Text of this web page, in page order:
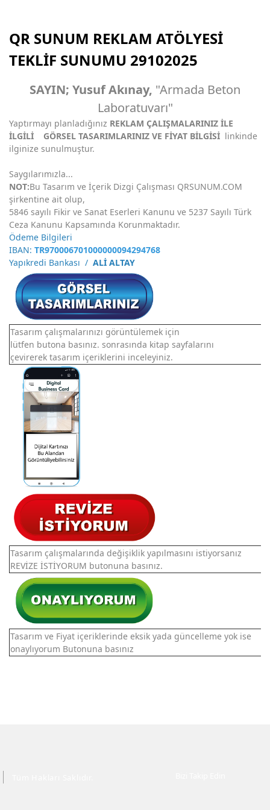
QR SUNUM REKLAM ATÖLYESİ
TEKLİF SUNUMU 29102025
SAYIN; Yusuf Akınay, "Armada Beton
Laboratuvarı"
Yaptırmayı planladığınız REKLAM ÇALIŞMALARINIZ İLE
İLGİLİ
GÖRSEL TASARIMLARINIZ VE FİYAT BİLGİSİ linkinde
ilginize sunulmuştur.
Saygılarımızla...
NOT:Bu Tasarım ve İçerik Dizgi Çalışması QRSUNUM.COM
şirkentine ait olup,
5846 sayılı Fikir ve Sanat Eserleri Kanunu ve 5237 Sayılı Türk
Ceza Kanunu Kapsamında Korunmaktadır.
Ödeme Bilgileri
IBAN: TR970006701000000094294768
Yapıkredi Bankası / ALİ ALTAY
Tasarım çalışmalarınızı görüntülemek için
lütfen butona basınız. sonrasında kitap sayfalarını
çevirerek tasarım içeriklerini inceleyiniz.
Tasarım çalışmalarında değişiklik yapılmasını istiyorsanız
REVİZE İSTİYORUM butonuna basınız.
Tasarım ve Fiyat içeriklerinde eksik yada güncelleme yok ise
onaylıyorum Butonuna basınız